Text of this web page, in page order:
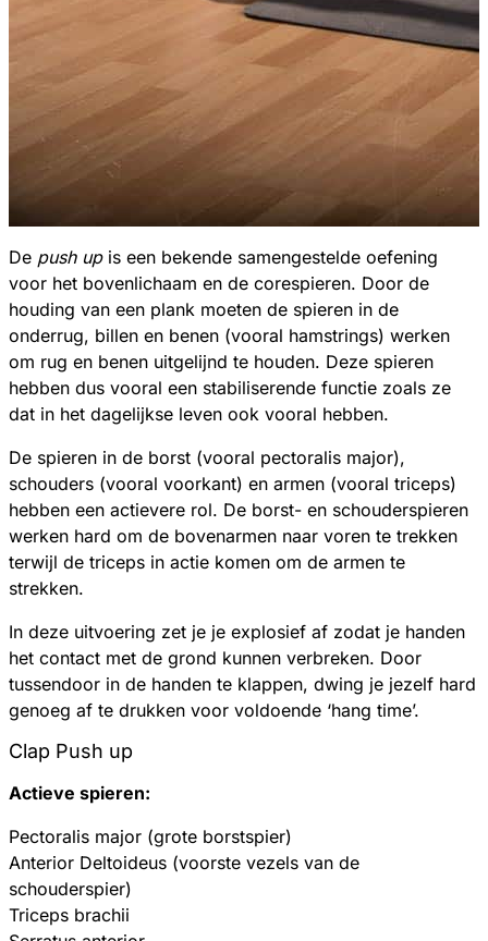
De push up is een bekende samengestelde oefening
voor het bovenlichaam en de corespieren. Door de
houding van een plank moeten de spieren in de
onderrug, billen en benen (vooral hamstrings) werken
om rug en benen uitgelijnd te houden. Deze spieren
hebben dus vooral een stabiliserende functie zoals ze
dat in het dagelijkse leven ook vooral hebben.
De spieren in de borst (vooral pectoralis major),
schouders (vooral voorkant) en armen (vooral triceps)
hebben een actievere rol. De borst- en schouderspieren
werken hard om de bovenarmen naar voren te trekken
terwijl de triceps in actie komen om de armen te
strekken.
In deze uitvoering zet je je explosief af zodat je handen
het contact met de grond kunnen verbreken. Door
tussendoor in de handen te klappen, dwing je jezelf hard
genoeg af te drukken voor voldoende ‘hang time’.
Clap Push up
Actieve spieren:
Pectoralis major (grote borstspier)
Anterior Deltoideus (voorste vezels van de
schouderspier)
Triceps brachii